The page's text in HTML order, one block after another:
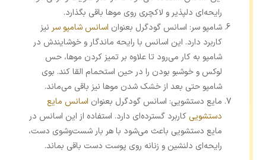
رایحه‌ای دلپذیر و لاکچری روی موها باقی بگذارد.
شامپو سر: اسانس گودگرل بعنوان اسانس شامپو سر نیز
کاربرد دارد. این اسانس با رایحه ماندگار و خوشایندش در
شامپو به‌ کار می‌رود تا علاوه ‌بر تمیز کردن موها، حس
لوکس و خوشبو بودن را در حین استحمام القا کند. بوی
شامپو حتی بعد از خشک شدن موها نیز باقی می‌ماند.
مایع دستشویی: اسانس گودگرل بعنوان اسانس مایع
دستشویی کاربرد گسترده‌ای دارد. استفاده از این اسانس در
مایع دستشویی باعث می‌شود با هر بار شست‌وشوی دست،
رایحه‌ای دلنشین و زنانه روی پوست دست باقی بماند.